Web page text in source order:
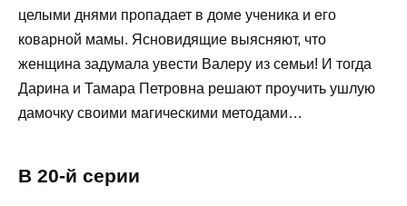
целыми днями пропадает в доме ученика и его
коварной мамы. Ясновидящие выясняют, что
женщина задумала увести Валеру из семьи! И тогда
Дарина и Тамара Петровна решают проучить ушлую
дамочку своими магическими методами…
В 20-й серии